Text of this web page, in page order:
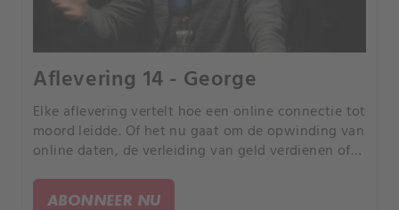
Aflevering 14 - George
Elke aflevering vertelt hoe een online connectie tot
moord leidde. Of het nu gaat om de opwinding van
online daten, de verleiding van geld verdienen of
anders, maar iedereen heeft een tragisch einde.
ABONNEER NU